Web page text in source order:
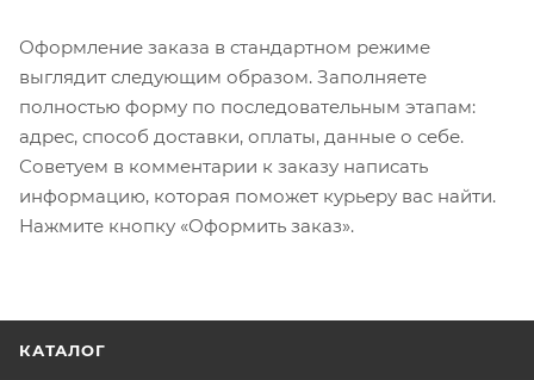
Оформление заказа в стандартном режиме
выглядит следующим образом. Заполняете
полностью форму по последовательным этапам:
адрес, способ доставки, оплаты, данные о себе.
Советуем в комментарии к заказу написать
информацию, которая поможет курьеру вас найти.
Нажмите кнопку «Оформить заказ».
КАТАЛОГ